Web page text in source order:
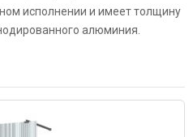
исполнении и имеет толщину
алюминия.